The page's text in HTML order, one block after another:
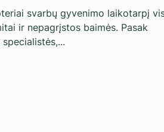
svarbų gyvenimo laikotarpį
ir nepagrįstos baimės. Pasak